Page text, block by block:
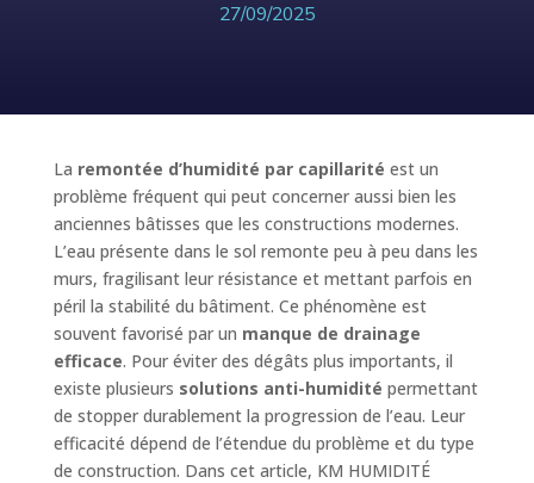
27/09/2025
La remontée d’humidité par capillarité est un
problème fréquent qui peut concerner aussi bien les
anciennes bâtisses que les constructions modernes.
L’eau présente dans le sol remonte peu à peu dans les
murs, fragilisant leur résistance et mettant parfois en
péril la stabilité du bâtiment. Ce phénomène est
souvent favorisé par un manque de drainage
efficace. Pour éviter des dégâts plus importants, il
existe plusieurs solutions anti-humidité permettant
de stopper durablement la progression de l’eau. Leur
efficacité dépend de l’étendue du problème et du type
de construction. Dans cet article, KM HUMIDITÉ